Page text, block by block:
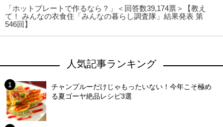
「ホットプレートで作るなら？」＜回答数39,174票＞【教え
て！ みんなの衣食住「みんなの暮らし調査隊」結果発表 第
546回】
人気記事ランキング
チャンプルーだけじゃもったいない！今年こそ極め
る夏ゴーヤ絶品レシピ3選